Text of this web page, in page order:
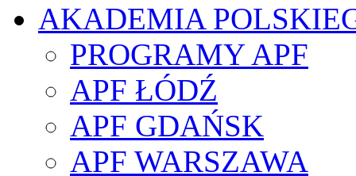
AKADEMIA
PROGRAMY APF
APF ŁÓDŹ
APF GDAŃSK
APF WARSZAWA